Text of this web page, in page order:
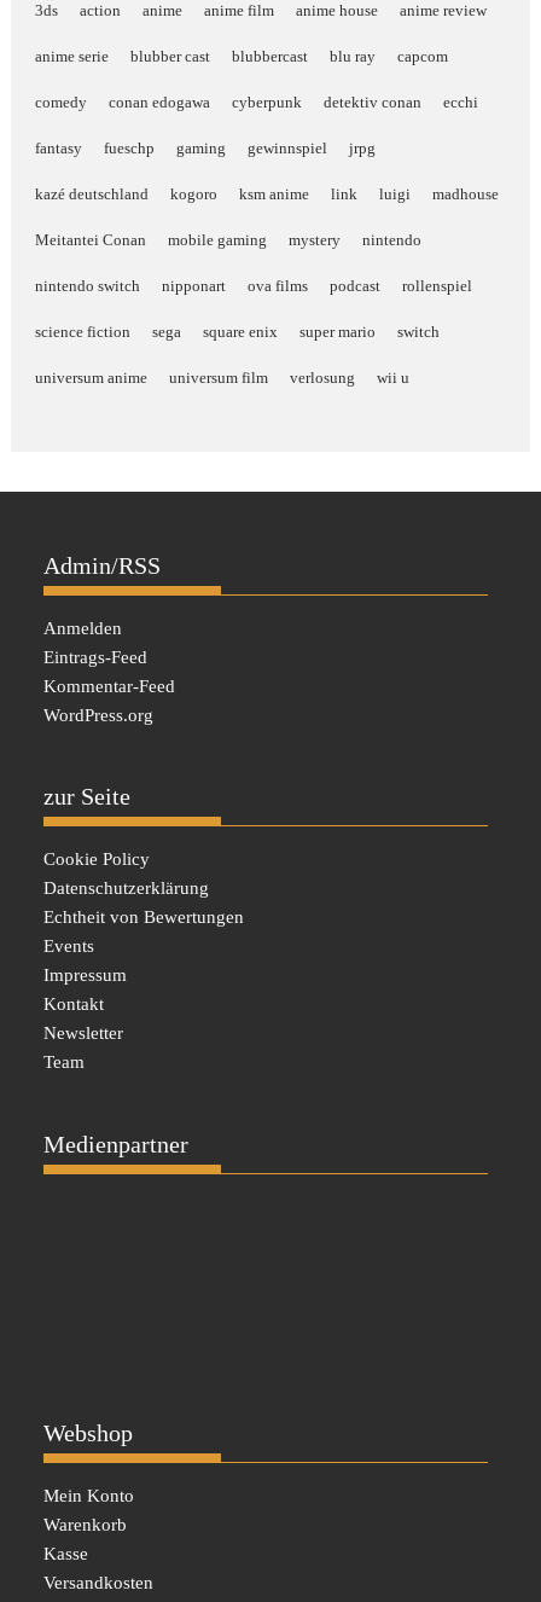
3ds action anime anime film anime house anime review
anime serie blubber cast blubbercast blu ray capcom
comedy conan edogawa cyberpunk detektiv conan ecchi
fantasy fueschp gaming gewinnspiel jrpg
kazé deutschland kogoro ksm anime link luigi madhouse
Meitantei Conan mobile gaming mystery nintendo
nintendo switch nipponart ova films podcast rollenspiel
science fiction sega square enix super mario switch
universum anime universum film verlosung wii u
Admin/RSS
Anmelden
Eintrags-Feed
Kommentar-Feed
WordPress.org
zur Seite
Cookie Policy
Datenschutzerklärung
Echtheit von Bewertungen
Events
Impressum
Kontakt
Newsletter
Team
Medienpartner
Webshop
Mein Konto
Warenkorb
Kasse
Versandkosten